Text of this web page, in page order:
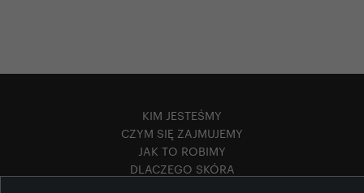
KIM JESTEŚMY
CZYM SIĘ ZAJMUJEMY
JAK TO ROBIMY
DLACZEGO SKÓRA